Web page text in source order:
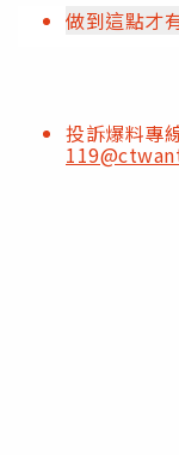
做到這點才
投訴爆料專